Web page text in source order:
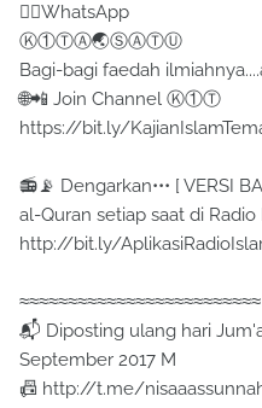
✍🏻WhatsApp
Ⓚ①ⓉⒶ🌏ⓈⒶⓉⓊ
Bagi-bagi faedah
🌐📲 Join Channel Ⓚ①Ⓣ
https://bit.ly/
📻📡 Dengarkan••• [ VERSI
al-Quran setiap saat di
http://bit.ly/
≈≈≈≈≈≈≈≈≈≈≈≈≈≈≈≈≈≈≈≈≈≈≈≈≈
📬 Diposting ulang hari
September 2017 M
📠 http://t.me/